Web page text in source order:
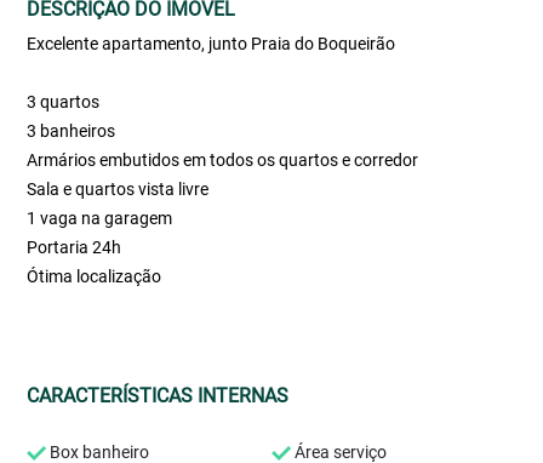
DESCRIÇÃO DO IMÓVEL
Excelente apartamento, junto Praia do Boqueirão
3 quartos
3 banheiros
Armários embutidos em todos os quartos e corredor
Sala e quartos vista livre
1 vaga na garagem
Portaria 24h
Ótima localização
CARACTERÍSTICAS INTERNAS
Box banheiro Área serviço